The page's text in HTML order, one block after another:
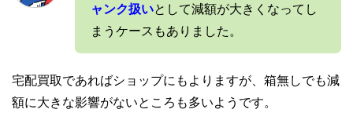
ャンク扱いとして減額が大きくなってし
まうケースもありました。
宅配買取であればショップにもよりますが、箱無しでも減
額に大きな影響がないところも多いようです。